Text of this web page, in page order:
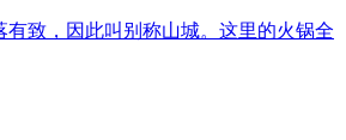
致，因此叫别称山城。这里的火锅全